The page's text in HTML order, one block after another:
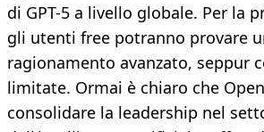
di GPT-5 a livello globale. Per la
gli utenti free potranno provare
ragionamento avanzato, seppur
limitate. Ormai è chiaro che
consolidare la leadership nel